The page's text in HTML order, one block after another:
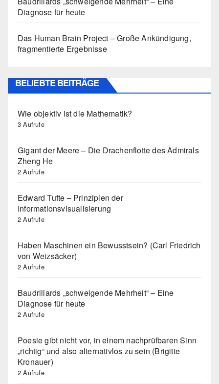
Diagnose für heute
Das Human Brain Project – Große Ankündigung,
fragmentierte Ergebnisse
BELIEBTE BEITRÄGE
Wie objektiv ist die Mathematik?
3 Aufrufe
Gigant der Meere – Die Drachenflotte des Admirals
Zheng He
2 Aufrufe
Edward Tufte – Prinzipien der
Informationsvisualisierung
2 Aufrufe
Haben Maschinen ein Bewusstsein? (Carl Friedrich
von Weizsäcker)
2 Aufrufe
Baudrillards „schweigende Mehrheit“ – Eine
Diagnose für heute
2 Aufrufe
Poesie gibt nicht vor, in einem nachprüfbaren Sinn
„richtig“ und also alternativlos zu sein (Brigitte
Kronauer)
2 Aufrufe